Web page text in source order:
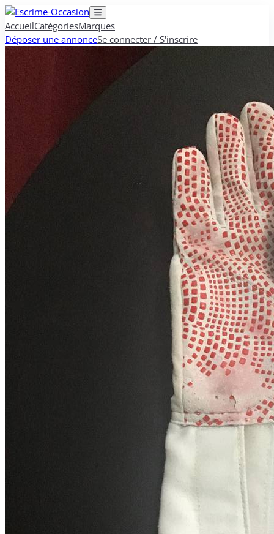
AccueilCatégoriesMarques
Déposer une annonceSe connecter / S'inscrire